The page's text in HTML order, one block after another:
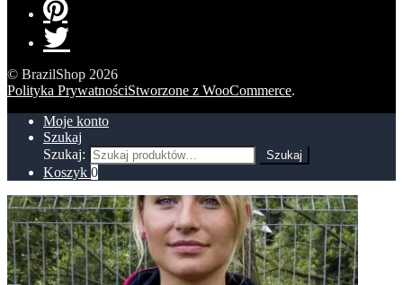
© BrazilShop 2026
Polityka PrywatnościStworzone z WooCommerce.
Moje konto
Szukaj
Szukaj:
Szukaj
Koszyk 0